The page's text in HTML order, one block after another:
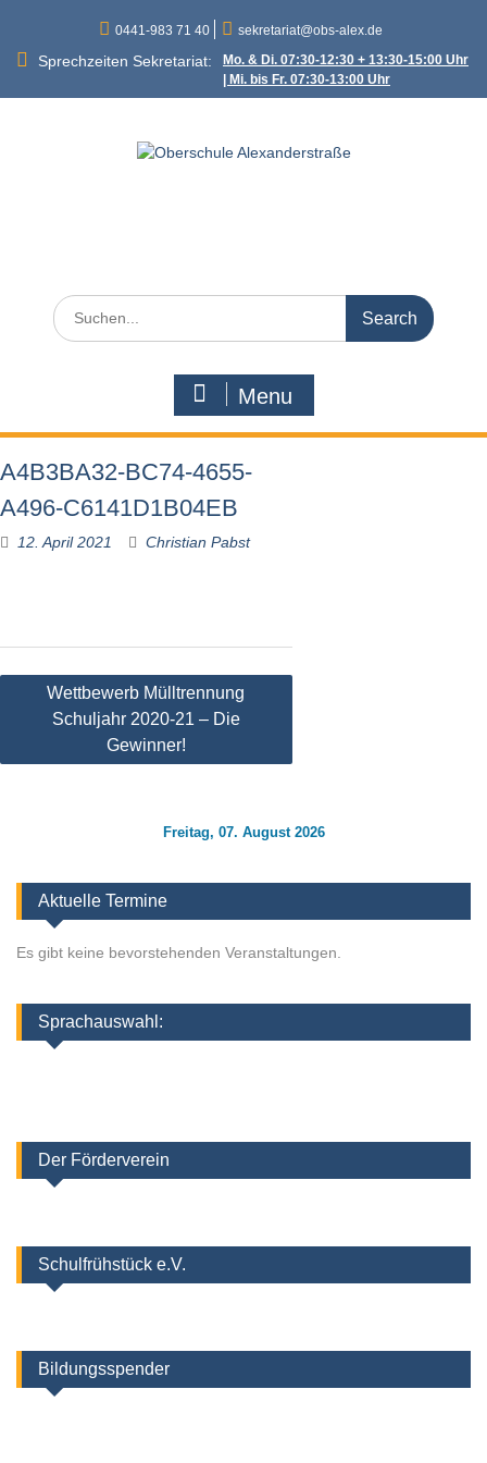
content
0441-983 71 40 sekretariat@obs-alex.de
Sprechzeiten Sekretariat:
Mo. & Di. 07:30-12:30 + 13:30-15:00 Uhr
| Mi. bis Fr. 07:30-13:00 Uhr
Search
for:
Menu
A4B3BA32-BC74-4655-
A496-C6141D1B04EB
12. April 2021 Christian Pabst
Beitragsnavigation
Wettbewerb Mülltrennung
Schuljahr 2020-21 – Die
Gewinner!
Freitag, 07. August 2026
Aktuelle Termine
Es gibt keine bevorstehenden Veranstaltungen.
Sprachauswahl:
Der Förderverein
Schulfrühstück e.V.
Bildungsspender